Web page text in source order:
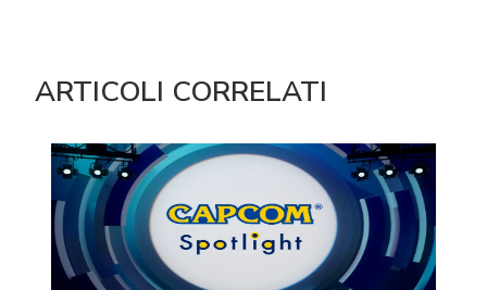
ARTICOLI CORRELATI